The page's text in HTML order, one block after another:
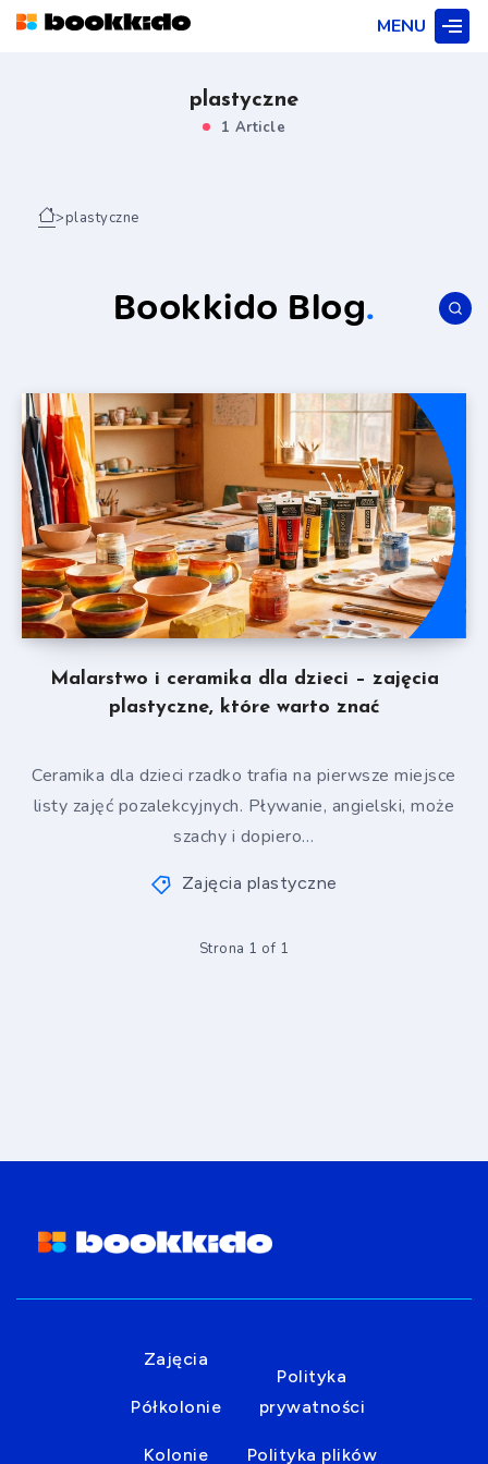
MENU
plastyczne
1 Article
>plastyczne
Bookkido Blog.
Malarstwo i ceramika dla dzieci – zajęcia
plastyczne, które warto znać
Ceramika dla dzieci rzadko trafia na pierwsze miejsce
listy zajęć pozalekcyjnych. Pływanie, angielski, może
szachy i dopiero…
Zajęcia plastyczne
Strona 1 of 1
Zajęcia
Półkolonie
Kolonie
Polityka
prywatności
Polityka plików